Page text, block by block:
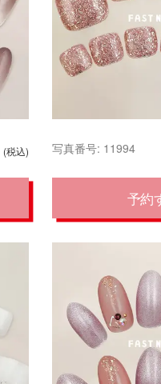
(税込) 写真番号: 11994
予約